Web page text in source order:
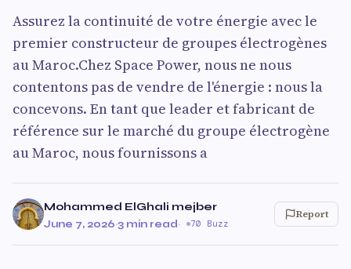
Assurez la continuité de votre énergie avec le
premier constructeur de groupes électrogènes
au Maroc.Chez Space Power, nous ne nous
contentons pas de vendre de l'énergie : nous la
concevons. En tant que leader et fabricant de
référence sur le marché du groupe électrogène
au Maroc, nous fournissons a
Mohammed ElGhali mejber
June 7, 2026·3 min read· 70 Buzz
Report